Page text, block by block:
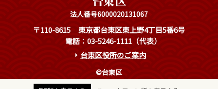
法人番号6000020131067
〒110-8615
東京都台東区東上野4丁目5番6号
電話：03-5246-1111（代表）
台東区役所のご案内
©台東区